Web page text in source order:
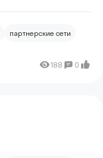
партнерские сети
188 0